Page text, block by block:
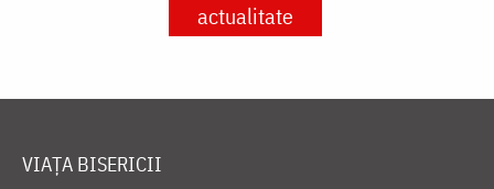
actualitate
VIAȚA BISERICII